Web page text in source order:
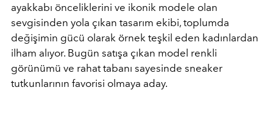
ayakkabı önceliklerini ve ikonik modele olan
sevgisinden yola çıkan tasarım ekibi, toplumda
değişimin gücü olarak örnek teşkil eden kadınlardan
ilham alıyor. Bugün satışa çıkan model renkli
görünümü ve rahat tabanı sayesinde sneaker
tutkunlarının favorisi olmaya aday.